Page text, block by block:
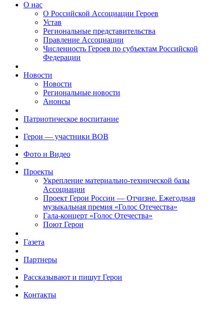
О нас
О Российской Ассоциации Героев
Устав
Региональные представительства
Правление Ассоциации
Численность Героев по субъектам Российской
Федерации
Новости
Новости
Региональные новости
Анонсы
Патриотическое воспитание
Герои — участники ВОВ
Фото и Видео
Проекты
Укрепление материально-технической базы
Ассоциации
Проект Герои России — Отчизне. Ежегодная
музыкальная премия «Голос Отечества»
Гала-концерт «Голос Отечества»
Поют Герои
Газета
Партнеры
Рассказывают и пишут Герои
Контакты